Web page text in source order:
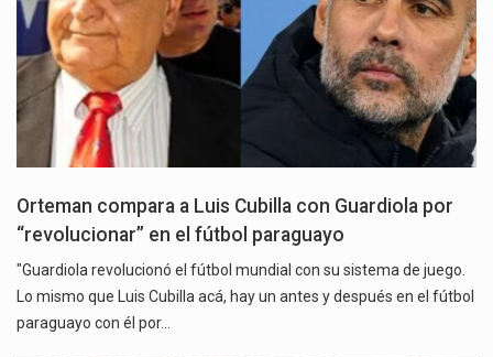
Orteman compara a Luis Cubilla con Guardiola por
“revolucionar” en el fútbol paraguayo
"Guardiola revolucionó el fútbol mundial con su sistema de juego.
Lo mismo que Luis Cubilla acá, hay un antes y después en el fútbol
paraguayo con él por…